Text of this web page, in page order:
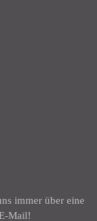
immer über eine
Mail!